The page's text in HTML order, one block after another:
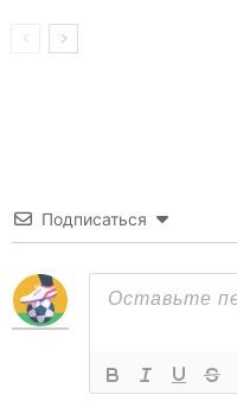
Подписаться